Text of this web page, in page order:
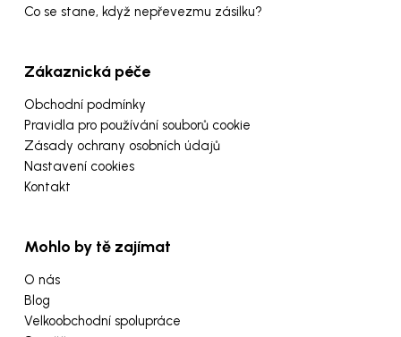
Co se stane, když nepřevezmu zásilku?
Zákaznická péče
Obchodní podmínky
Pravidla pro používání souborů cookie
Zásady ochrany osobních údajů
Nastavení cookies
Kontakt
Mohlo by tě zajímat
O nás
Blog
Velkoobchodní spolupráce